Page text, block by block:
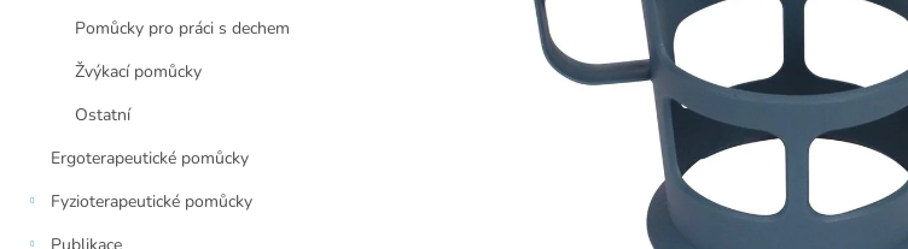
Pomůcky pro práci s dechem
Žvýkací pomůcky
Ostatní
Ergoterapeutické pomůcky
Fyzioterapeutické pomůcky